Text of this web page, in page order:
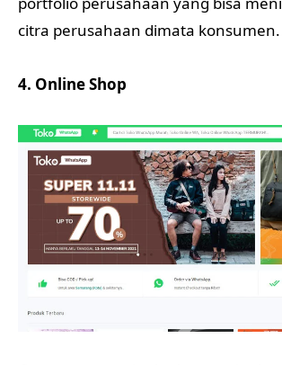
citra perusahaan dimata konsumen.
4. Online Shop